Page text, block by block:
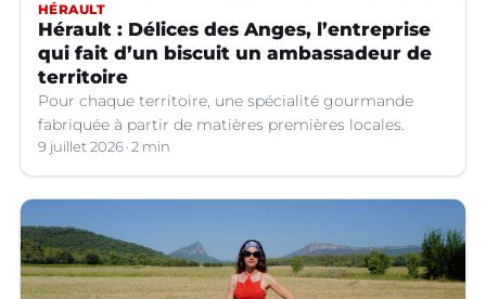
HÉRAULT
Hérault : Délices des Anges, l’entreprise
qui fait d’un biscuit un ambassadeur de
territoire
Pour chaque territoire, une spécialité gourmande
fabriquée à partir de matières premières locales.
9 juillet 2026 2 min